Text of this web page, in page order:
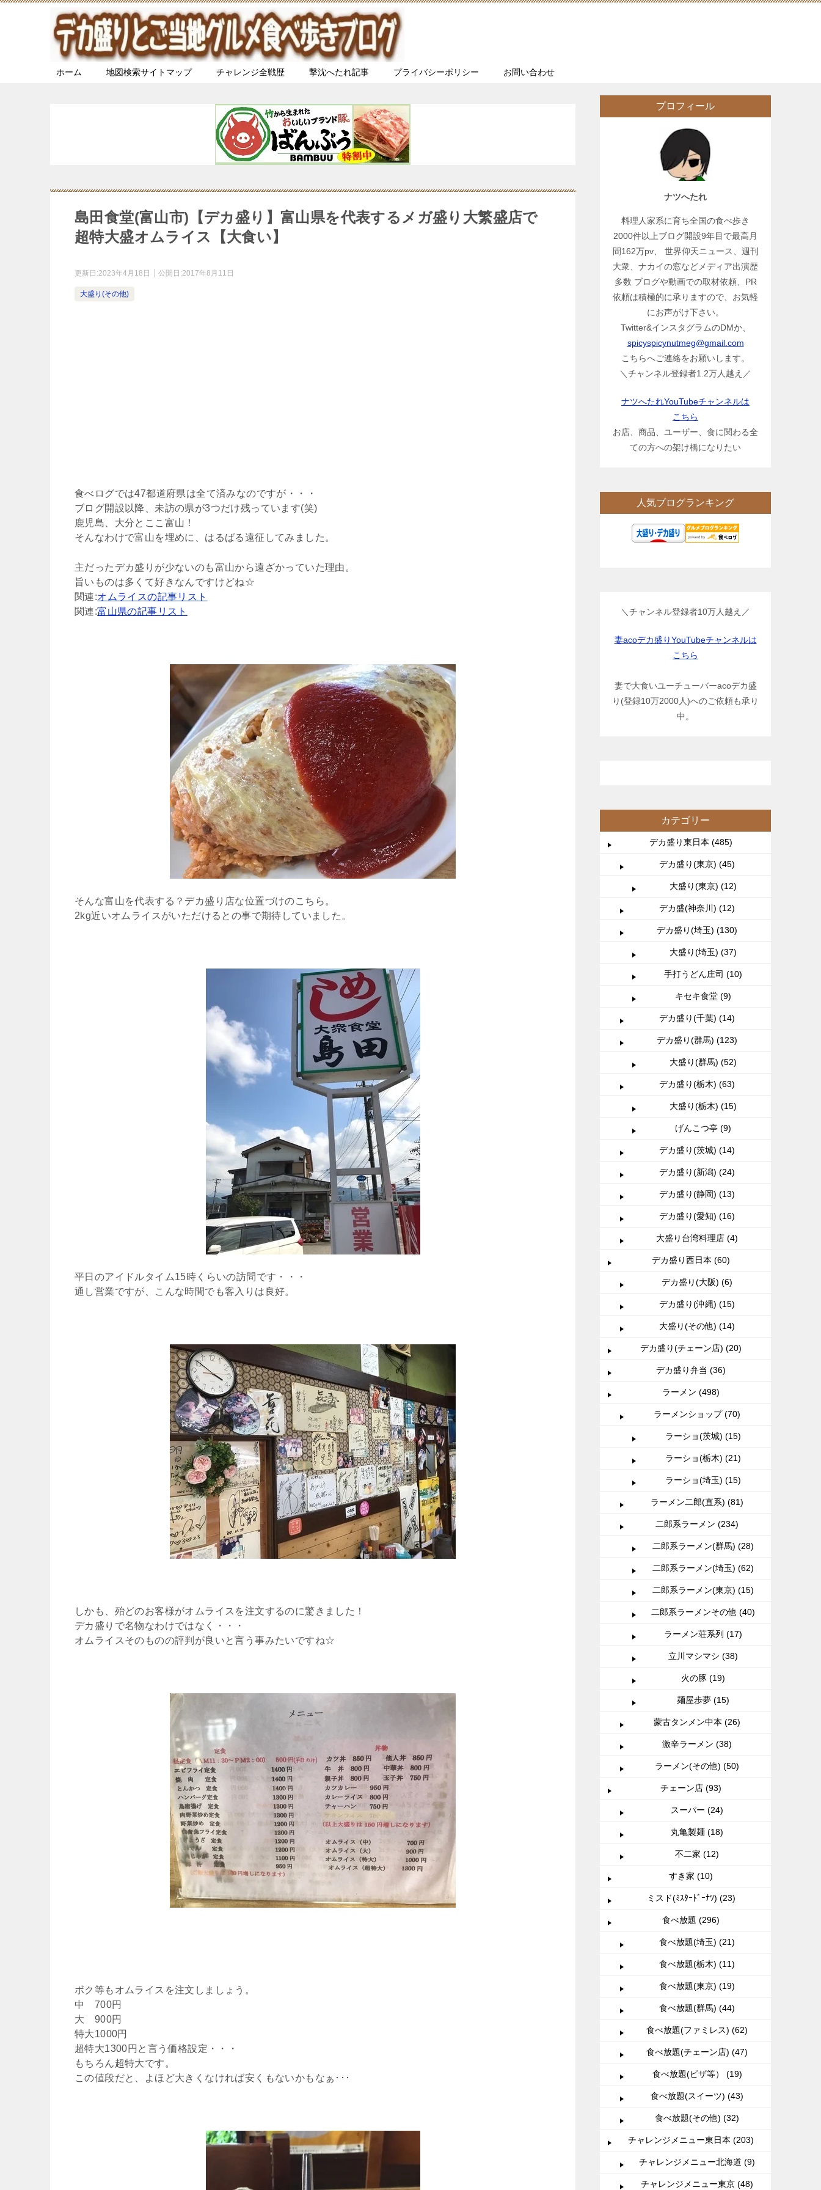
ホーム 地図検索サイトマップ チャレンジ全戦歴 撃沈へたれ記事 プライバシーポリシー お問い合わせ
島田食堂(富山市)【デカ盛り】富山県を代表するメガ盛り大繁盛店で
超特大盛オムライス【大食い】
更新日:2023年4月18日 公開日:2017年8月11日
大盛り(その他)
食べログでは47都道府県は全て済みなのですが・・・
ブログ開設以降、未訪の県が3つだけ残っています(笑)
鹿児島、大分とここ富山！
そんなわけで富山を埋めに、はるばる遠征してみました。
主だったデカ盛りが少ないのも富山から遠ざかっていた理由。
旨いものは多くて好きなんですけどね☆
関連:オムライスの記事リスト
関連:富山県の記事リスト
そんな富山を代表する？デカ盛り店な位置づけのこちら。
2kg近いオムライスがいただけるとの事で期待していました。
平日のアイドルタイム15時くらいの訪問です・・・
通し営業ですが、こんな時間でも客入りは良好。
しかも、殆どのお客様がオムライスを注文するのに驚きました！
デカ盛りで名物なわけではなく・・・
オムライスそのものの評判が良いと言う事みたいですね☆
ボク等もオムライスを注文しましょう。
中 700円
大 900円
特大1000円
超特大1300円と言う価格設定・・・
もちろん超特大です。
この値段だと、よほど大きくなければ安くもないかもなぁ･･･
プロフィール
ナツへたれ
料理人家系に育ち全国の食べ歩き
2000件以上ブログ開設9年目で最高月
間162万pv、 世界仰天ニュース、週刊
大衆、ナカイの窓などメディア出演歴
多数 ブログや動画での取材依頼、PR
依頼は積極的に承りますので、お気軽
にお声がけ下さい。
Twitter&インスタグラムのDMか、
spicyspicynutmeg@gmail.com
こちらへご連絡をお願いします。
＼チャンネル登録者1.2万人越え／
ナツへたれYouTubeチャンネルは
こちら
お店、商品、ユーザー、食に関わる全
ての方への架け橋になりたい
人気ブログランキング
＼チャンネル登録者10万人越え／
妻acoデカ盛りYouTubeチャンネルは
こちら
妻で大食いユーチューバーacoデカ盛
り(登録10万2000人)へのご依頼も承り
中。
カテゴリー
デカ盛り東日本 (485)
デカ盛り(東京) (45)
大盛り(東京) (12)
デカ盛(神奈川) (12)
デカ盛り(埼玉) (130)
大盛り(埼玉) (37)
手打うどん庄司 (10)
キセキ食堂 (9)
デカ盛り(千葉) (14)
デカ盛り(群馬) (123)
大盛り(群馬) (52)
デカ盛り(栃木) (63)
大盛り(栃木) (15)
げんこつ亭 (9)
デカ盛り(茨城) (14)
デカ盛り(新潟) (24)
デカ盛り(静岡) (13)
デカ盛り(愛知) (16)
大盛り台湾料理店 (4)
デカ盛り西日本 (60)
デカ盛り(大阪) (6)
デカ盛り(沖縄) (15)
大盛り(その他) (14)
デカ盛り(チェーン店) (20)
デカ盛り弁当 (36)
ラーメン (498)
ラーメンショップ (70)
ラーショ(茨城) (15)
ラーショ(栃木) (21)
ラーショ(埼玉) (15)
ラーメン二郎(直系) (81)
二郎系ラーメン (234)
二郎系ラーメン(群馬) (28)
二郎系ラーメン(埼玉) (62)
二郎系ラーメン(東京) (15)
二郎系ラーメンその他 (40)
ラーメン荘系列 (17)
立川マシマシ (38)
火の豚 (19)
麺屋歩夢 (15)
蒙古タンメン中本 (26)
激辛ラーメン (38)
ラーメン(その他) (50)
チェーン店 (93)
スーパー (24)
丸亀製麺 (18)
不二家 (12)
すき家 (10)
ミスド(ﾐｽﾀｰﾄﾞｰﾅﾂ) (23)
食べ放題 (296)
食べ放題(埼玉) (21)
食べ放題(栃木) (11)
食べ放題(東京) (19)
食べ放題(群馬) (44)
食べ放題(ファミレス) (62)
食べ放題(チェーン店) (47)
食べ放題(ピザ等） (19)
食べ放題(スイーツ) (43)
食べ放題(その他) (32)
チャレンジメニュー東日本 (203)
チャレンジメニュー北海道 (9)
チャレンジメニュー東京 (48)